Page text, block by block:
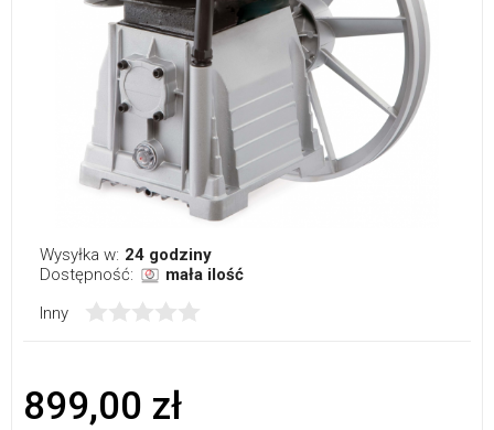
Wysyłka w: 24 godziny
Dostępność:
mała ilość
Inny
899,00 zł